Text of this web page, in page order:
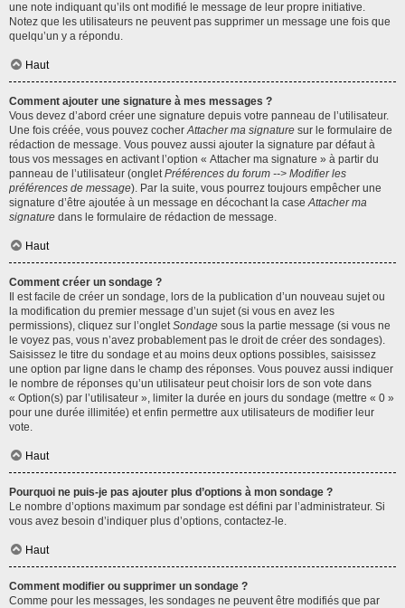
une note indiquant qu’ils ont modifié le message de leur propre initiative.
Notez que les utilisateurs ne peuvent pas supprimer un message une fois que
quelqu’un y a répondu.
Haut
Comment ajouter une signature à mes messages ?
Vous devez d’abord créer une signature depuis votre panneau de l’utilisateur.
Une fois créée, vous pouvez cocherAttacher ma signature sur le formulaire de
rédaction de message. Vous pouvez aussi ajouter la signature par défaut à
tous vos messages en activant l’option « Attacher ma signature » à partir du
panneau de l’utilisateur (ongletPréférences du forum --> Modifier les
préférences de message). Par la suite, vous pourrez toujours empêcher une
signature d’être ajoutée à un message en décochant la caseAttacher ma
signature dans le formulaire de rédaction de message.
Haut
Comment créer un sondage ?
Il est facile de créer un sondage, lors de la publication d’un nouveau sujet ou
la modification du premier message d’un sujet (si vous en avez les
permissions), cliquez sur l’ongletSondage sous la partie message (si vous ne
le voyez pas, vous n’avez probablement pas le droit de créer des sondages).
Saisissez le titre du sondage et au moins deux options possibles, saisissez
une option par ligne dans le champ des réponses. Vous pouvez aussi indiquer
le nombre de réponses qu’un utilisateur peut choisir lors de son vote dans
« Option(s) par l’utilisateur », limiter la durée en jours du sondage (mettre « 0 »
pour une durée illimitée) et enfin permettre aux utilisateurs de modifier leur
vote.
Haut
Pourquoi ne puis-je pas ajouter plus d’options à mon sondage ?
Le nombre d’options maximum par sondage est défini par l’administrateur. Si
vous avez besoin d’indiquer plus d’options, contactez-le.
Haut
Comment modifier ou supprimer un sondage ?
Comme pour les messages, les sondages ne peuvent être modifiés que par